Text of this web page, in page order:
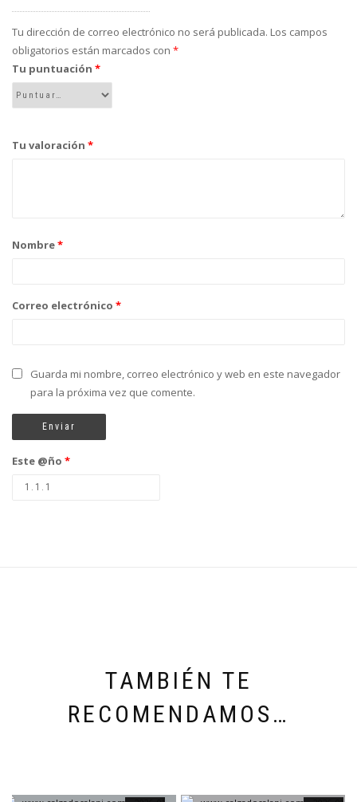
Tu dirección de correo electrónico no será publicada. Los campos
obligatorios están marcados con *
Tu puntuación *
Tu valoración *
Nombre*
Correo electrónico *
Guarda mi nombre, correo electrónico y web en este navegador
para la próxima vez que comente.
Este @ño *
TAMBIÉN TE
RECOMENDAMOS…